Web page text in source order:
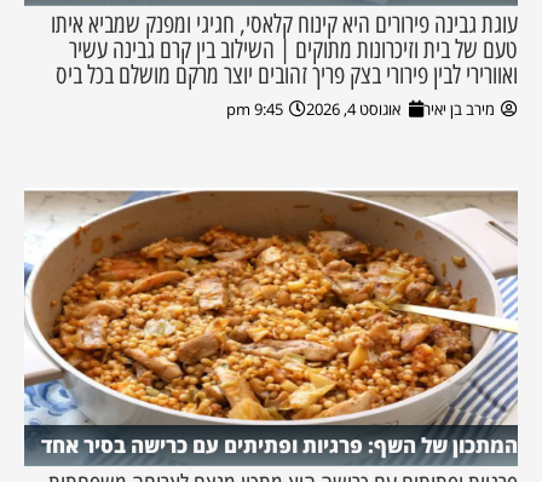
עוגת גבינה פירורים היא קינוח קלאסי, חגיגי ומפנק שמביא איתו
טעם של בית וזיכרונות מתוקים | השילוב בין קרם גבינה עשיר
ואוורירי לבין פירורי בצק פריך זהובים יוצר מרקם מושלם בכל ביס
מירב בן יאיר אוגוסט 4, 2026 9:45 pm
המתכון של השף: פרגיות ופתיתים עם כרישה בסיר אחד